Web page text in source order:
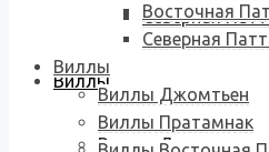
Северная
Виллы
Виллы Джомтьен
Восточная
Северная
Виллы
Виллы Джомтьен
Виллы Пратамнак